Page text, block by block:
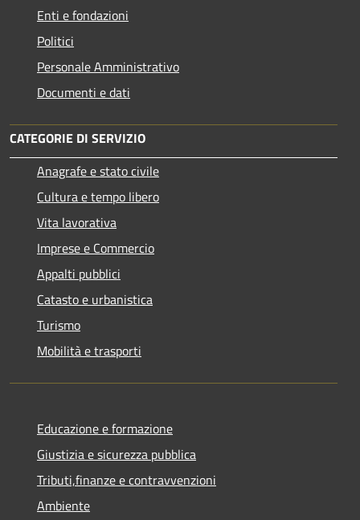
Enti e fondazioni
Politici
Personale Amministrativo
Documenti e dati
CATEGORIE DI SERVIZIO
Anagrafe e stato civile
Cultura e tempo libero
Vita lavorativa
Imprese e Commercio
Appalti pubblici
Catasto e urbanistica
Turismo
Mobilità e trasporti
Educazione e formazione
Giustizia e sicurezza pubblica
Tributi,finanze e contravvenzioni
Ambiente